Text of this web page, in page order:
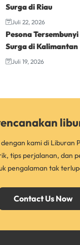
Surga di Riau
Juli 22, 2026
Pesona
Surga di Kalimantan
Juli 19, 2026
kami di Liburan
tips perjalanan, dan
pengalaman tak
Contact Us Now